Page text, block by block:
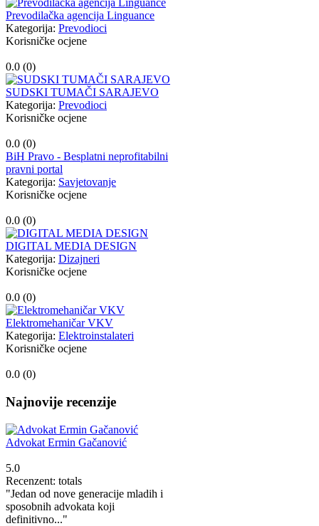
Prevodilačka agencija Linguance
Kategorija: Prevodioci
Korisničke ocjene
0.0 (0)
SUDSKI TUMAČI SARAJEVO
Kategorija: Prevodioci
Korisničke ocjene
0.0 (0)
BiH Pravo - Besplatni neprofitabilni
pravni portal
Kategorija: Savjetovanje
Korisničke ocjene
0.0 (0)
DIGITAL MEDIA DESIGN
Kategorija: Dizajneri
Korisničke ocjene
0.0 (0)
Elektromehaničar VKV
Kategorija: Elektroinstalateri
Korisničke ocjene
0.0 (0)
Najnovije recenzije
Advokat Ermin Gačanović
5.0
Recenzent: totals
"Jedan od nove generacije mladih i
sposobnih advokata koji
definitivno..."